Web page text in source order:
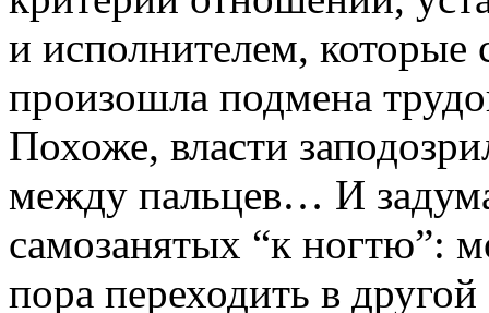
и исполнителем, которые
произошла подмена
Похоже, власти
между пальцев… И
самозанятых “к ногтю”:
пора переходить в